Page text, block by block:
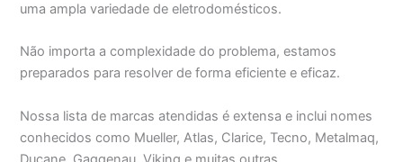
uma ampla variedade de eletrodomésticos.
Não importa a complexidade do problema, estamos
preparados para resolver de forma eficiente e eficaz.
Nossa lista de marcas atendidas é extensa e inclui nomes
conhecidos como Mueller, Atlas, Clarice, Tecno, Metalmaq,